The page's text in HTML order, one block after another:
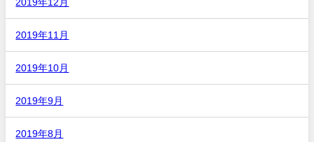
2019年11月
2019年10月
2019年9月
2019年8月